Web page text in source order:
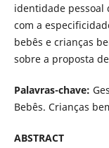
identidade pessoal
com a
bebês e crianças
sobre a proposta
Palavras-chave:
Bebês. Crianças
ABSTRACT